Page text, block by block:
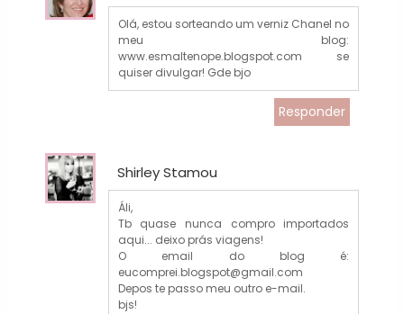
Olá, estou sorteando um verniz Chanel no
meu blog:
www.esmaltenope.blogspot.com se
quiser divulgar! Gde bjo
Responder
Shirley Stamou
Áli,
Tb quase nunca compro importados
aqui... deixo prás viagens!
O email do blog é:
eucomprei.blogspot@gmail.com
Depos te passo meu outro e-mail.
bjs!